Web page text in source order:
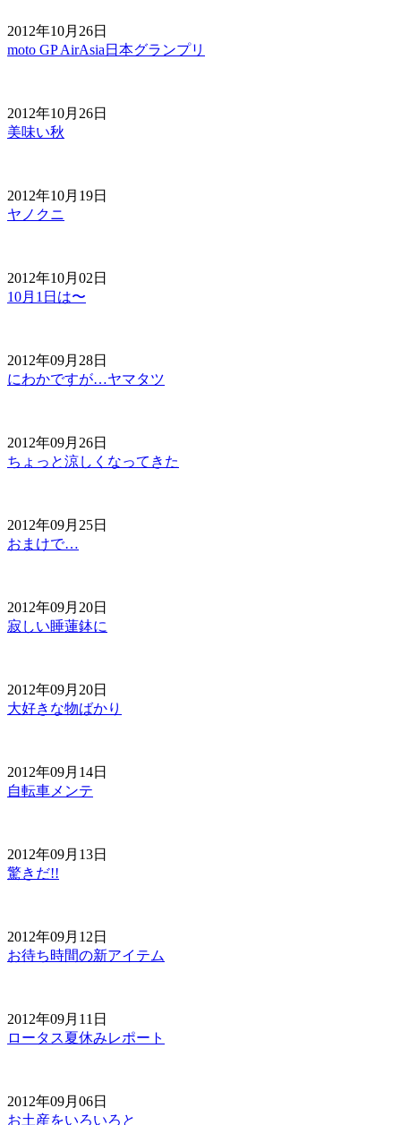
2012年10月26日
moto GP AirAsia日本グランプリ
2012年10月26日
美味い秋
2012年10月19日
ヤノクニ
2012年10月02日
10月1日は〜
2012年09月28日
にわかですが…ヤマタツ
2012年09月26日
ちょっと涼しくなってきた
2012年09月25日
おまけで…
2012年09月20日
寂しい睡蓮鉢に
2012年09月20日
大好きな物ばかり
2012年09月14日
自転車メンテ
2012年09月13日
驚きだ!!
2012年09月12日
お待ち時間の新アイテム
2012年09月11日
ロータス夏休みレポート
2012年09月06日
お土産をいろいろと